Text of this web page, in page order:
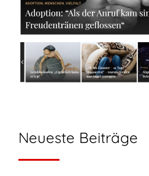
Neueste Beiträge